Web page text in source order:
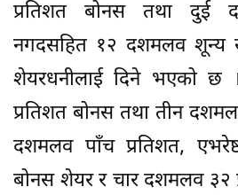
प्रतिशत बोनस तथा दुई
नगदसहित १२ दशमलव शून्य
शेयरधनीलाई दिने भएको
प्रतिशत बोनस तथा तीन
दशमलव पाँच प्रतिशत,
बोनस शेयर र चार दशमलव ३२